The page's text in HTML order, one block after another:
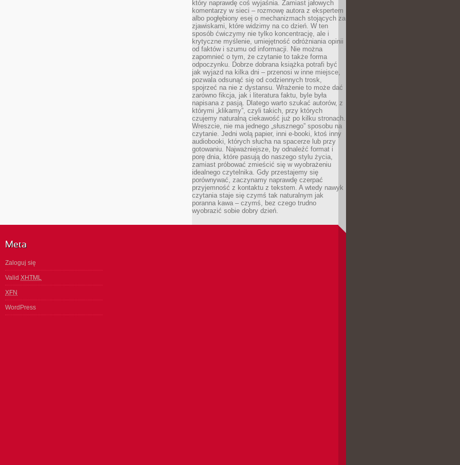
który naprawdę coś wyjaśnia. Zamiast jałowych
komentarzy w sieci – rozmowę autora z ekspertem
albo pogłębiony esej o mechanizmach stojących za
zjawiskami, które widzimy na co dzień. W ten
sposób ćwiczymy nie tylko koncentrację, ale i
krytyczne myślenie, umiejętność odróżniania opinii
od faktów i szumu od informacji. Nie można
zapomnieć o tym, że czytanie to także forma
odpoczynku. Dobrze dobrana książka potrafi być
jak wyjazd na kilka dni – przenosi w inne miejsce,
pozwala odsunąć się od codziennych trosk,
spojrzeć na nie z dystansu. Wrażenie to może dać
zarówno fikcja, jak i literatura faktu, byle była
napisana z pasją. Dlatego warto szukać autorów, z
którymi „klikamy”, czyli takich, przy których
czujemy naturalną ciekawość już po kilku stronach.
Wreszcie, nie ma jednego „słusznego” sposobu na
czytanie. Jedni wolą papier, inni e-booki, ktoś inny
audiobooki, których słucha na spacerze lub przy
gotowaniu. Najważniejsze, by odnaleźć format i
porę dnia, które pasują do naszego stylu życia,
zamiast próbować zmieścić się w wyobrażeniu
idealnego czytelnika. Gdy przestajemy się
porównywać, zaczynamy naprawdę czerpać
przyjemność z kontaktu z tekstem. A wtedy nawyk
czytania staje się czymś tak naturalnym jak
poranna kawa – czymś, bez czego trudno
wyobrazić sobie dobry dzień.
Meta
Zaloguj się
Valid XHTML
XFN
WordPress